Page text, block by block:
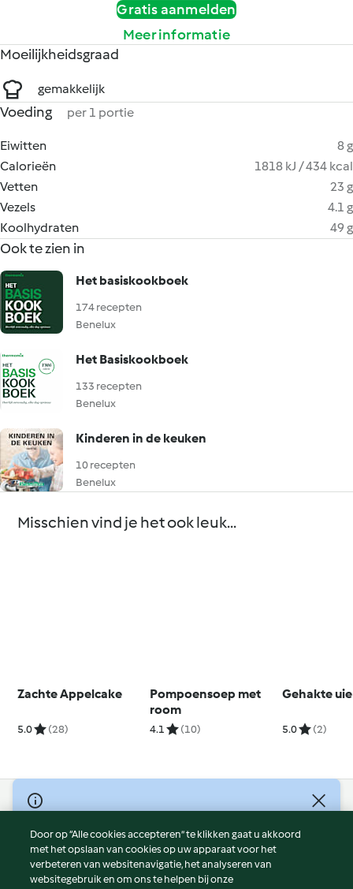
Gratis aanmelden
Meer informatie
Moeilijkheidsgraad
gemakkelijk
Voeding per 1 portie
Eiwitten
8 g
Calorieën
1818 kJ / 434 kcal
Vetten
23 g
Vezels
4.1 g
Koolhydraten
49 g
Ook te zien in
Het basiskookboek
174 recepten
Benelux
Het Basiskookboek
133 recepten
Benelux
Kinderen in de keuken
10 recepten
Benelux
Misschien vind je het ook leuk...
Zachte Appelcake
5.0 (28)
Pompoensoep met
room
4.1 (10)
Gehakte
5.0 (2)
© Copyright 2026
Gebruiksvoorwaarden
Privacybeleid
Disclaimer
Door op “Alle cookies accepteren” te klikken gaat u akkoord
met het opslaan van cookies op uw apparaat voor het
verbeteren van websitenavigatie, het analyseren van
websitegebruik en om ons te helpen bij onze